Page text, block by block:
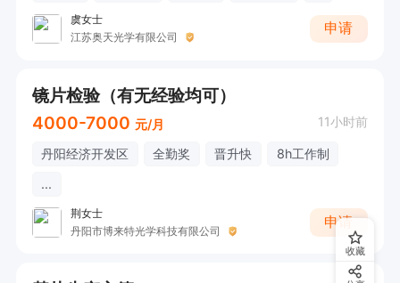
虞女士
江苏奥天光学有限公司
申请
镜片检验（有无经验均可）
4000-7000 元/月 11小时前
丹阳经济开发区 全勤奖 晋升快
8h工作制
...
荆女士
丹阳市博来特光学科技有限公司
申请
收藏